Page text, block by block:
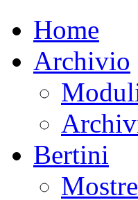
Home
Archivio
Bertini